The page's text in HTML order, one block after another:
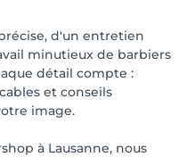
d'un entretien
minutieux de barbiers
détail compte :
et conseils
image.
à Lausanne, nous